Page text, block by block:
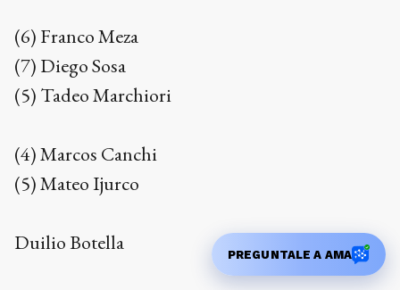
(6) Franco Meza
(7) Diego Sosa
(5) Tadeo Marchiori
(4) Marcos Canchi
(5) Mateo Ijurco
Duilio Botella PREGUNTALE A AMA